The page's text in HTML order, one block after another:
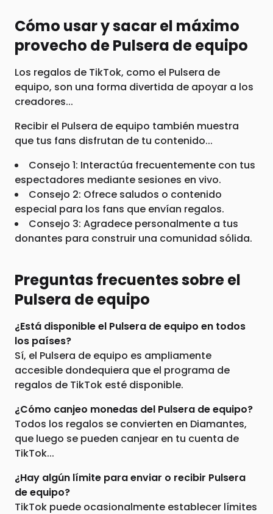
Cómo usar y sacar el máximo
provecho de Pulsera de equipo
Los regalos de TikTok, como el Pulsera de
equipo, son una forma divertida de apoyar a los
creadores...
Recibir el Pulsera de equipo también muestra
que tus fans disfrutan de tu contenido...
Consejo 1: Interactúa frecuentemente con tus
espectadores mediante sesiones en vivo.
Consejo 2: Ofrece saludos o contenido
especial para los fans que envían regalos.
Consejo 3: Agradece personalmente a tus
donantes para construir una comunidad sólida.
Preguntas frecuentes sobre el
Pulsera de equipo
¿Está disponible el Pulsera de equipo en todos
los países?
Sí, el Pulsera de equipo es ampliamente
accesible dondequiera que el programa de
regalos de TikTok esté disponible.
¿Cómo canjeo monedas del Pulsera de equipo?
Todos los regalos se convierten en Diamantes,
que luego se pueden canjear en tu cuenta de
TikTok...
¿Hay algún límite para enviar o recibir Pulsera
de equipo?
TikTok puede ocasionalmente establecer límites